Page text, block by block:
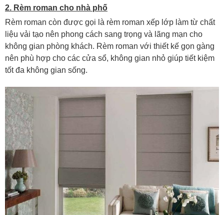
2. Rèm roman cho nhà phố
Rèm roman còn được gọi là rèm roman xếp lớp làm từ chất
liệu vải tạo nên phong cách sang trọng và lãng mạn cho
không gian phòng khách. Rèm roman với thiết kế gọn gàng
nên phù hợp cho các cửa sổ, không gian nhỏ giúp tiết kiệm
tốt đa không gian sống.